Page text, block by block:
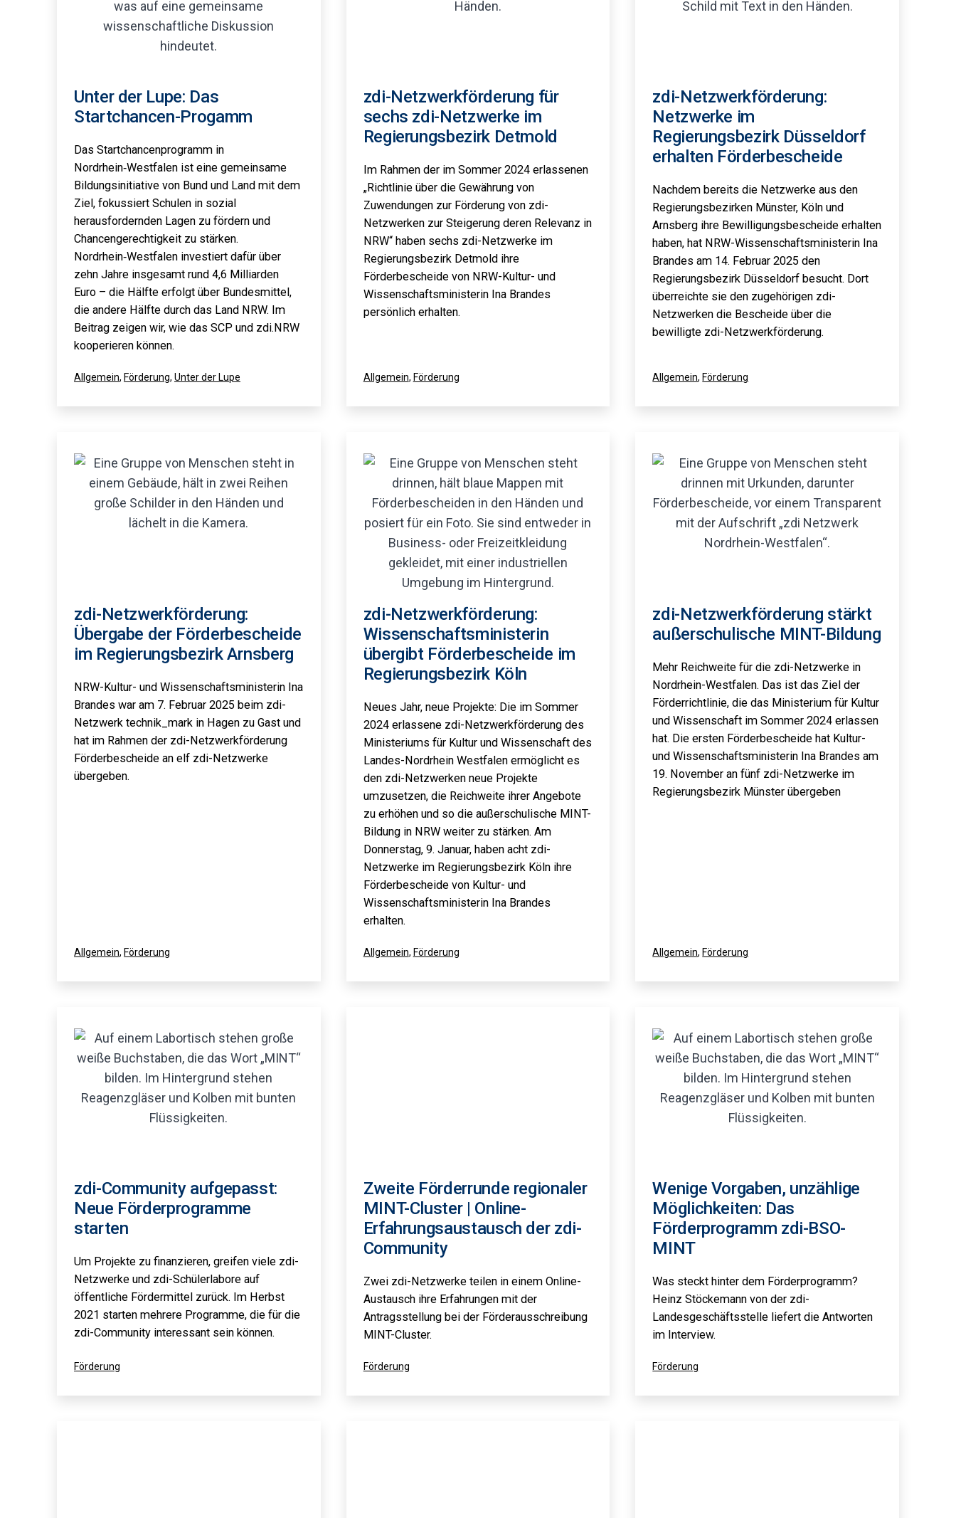
Unter der Lupe: Das
Startchancen-Progamm
Das Startchancenprogramm in
Nordrhein‑Westfalen ist eine gemeinsame
Bildungsinitiative von Bund und Land mit dem
Ziel, fokussiert Schulen in sozial
herausfordernden Lagen zu fördern und
Chancengerechtigkeit zu stärken.
Nordrhein‑Westfalen investiert dafür über
zehn Jahre insgesamt rund 4,6 Milliarden
Euro – die Hälfte erfolgt über Bundesmittel,
die andere Hälfte durch das Land NRW. Im
Beitrag zeigen wir, wie das SCP und zdi.NRW
kooperieren können.
Kategorisiert
Allgemein, Förderung, Unter der Lupe
zdi-Netzwerkförderung für
sechs zdi-Netzwerke im
Regierungsbezirk Detmold
Im Rahmen der im Sommer 2024 erlassenen
„Richtlinie über die Gewährung von
Zuwendungen zur Förderung von zdi-
Netzwerken zur Steigerung deren Relevanz in
NRW“ haben sechs zdi-Netzwerke im
Regierungsbezirk Detmold ihre
Förderbescheide von NRW-Kultur- und
Wissenschaftsministerin Ina Brandes
persönlich erhalten.
Kategorisiert
Allgemein, Förderung
zdi-Netzwerkförderung:
Netzwerke im
Regierungsbezirk Düsseldorf
erhalten Förderbescheide
Nachdem bereits die Netzwerke aus den
Regierungsbezirken Münster, Köln und
Arnsberg ihre Bewilligungsbescheide erhalten
haben, hat NRW-Wissenschaftsministerin Ina
Brandes am 14. Februar 2025 den
Regierungsbezirk Düsseldorf besucht. Dort
überreichte sie den zugehörigen zdi-
Netzwerken die Bescheide über die
bewilligte zdi-Netzwerkförderung.
Kategorisiert
Allgemein, Förderung
zdi-Netzwerkförderung:
Übergabe der Förderbescheide
im Regierungsbezirk Arnsberg
NRW-Kultur- und Wissenschaftsministerin Ina
Brandes war am 7. Februar 2025 beim zdi-
Netzwerk technik_mark in Hagen zu Gast und
hat im Rahmen der zdi-Netzwerkförderung
Förderbescheide an elf zdi-Netzwerke
übergeben.
Kategorisiert
Allgemein, Förderung
zdi-Netzwerkförderung:
Wissenschaftsministerin
übergibt Förderbescheide im
Regierungsbezirk Köln
Neues Jahr, neue Projekte: Die im Sommer
2024 erlassene zdi-Netzwerkförderung des
Ministeriums für Kultur und Wissenschaft des
Landes-Nordrhein Westfalen ermöglicht es
den zdi-Netzwerken neue Projekte
umzusetzen, die Reichweite ihrer Angebote
zu erhöhen und so die außerschulische MINT-
Bildung in NRW weiter zu stärken. Am
Donnerstag, 9. Januar, haben acht zdi-
Netzwerke im Regierungsbezirk Köln ihre
Förderbescheide von Kultur- und
Wissenschaftsministerin Ina Brandes
erhalten.
Kategorisiert
Allgemein, Förderung
zdi-Netzwerkförderung stärkt
außerschulische MINT-Bildung
Mehr Reichweite für die zdi-Netzwerke in
Nordrhein-Westfalen. Das ist das Ziel der
Förderrichtlinie, die das Ministerium für Kultur
und Wissenschaft im Sommer 2024 erlassen
hat. Die ersten Förderbescheide hat Kultur-
und Wissenschaftsministerin Ina Brandes am
19. November an fünf zdi-Netzwerke im
Regierungsbezirk Münster übergeben
Kategorisiert
Allgemein, Förderung
zdi-Community aufgepasst:
Neue Förderprogramme
starten
Um Projekte zu finanzieren, greifen viele zdi-
Netzwerke und zdi-Schülerlabore auf
öffentliche Fördermittel zurück. Im Herbst
2021 starten mehrere Programme, die für die
zdi-Community interessant sein können.
Kategorisiert
Förderung
Zweite Förderrunde regionaler
MINT-Cluster | Online-
Erfahrungsaustausch der zdi-
Community
Zwei zdi-Netzwerke teilen in einem Online-
Austausch ihre Erfahrungen mit der
Antragsstellung bei der Förderausschreibung
MINT-Cluster.
Kategorisiert
Förderung
Wenige Vorgaben, unzählige
Möglichkeiten: Das
Förderprogramm zdi-BSO-
MINT
Was steckt hinter dem Förderprogramm?
Heinz Stöckemann von der zdi-
Landesgeschäftsstelle liefert die Antworten
im Interview.
Kategorisiert
Förderung